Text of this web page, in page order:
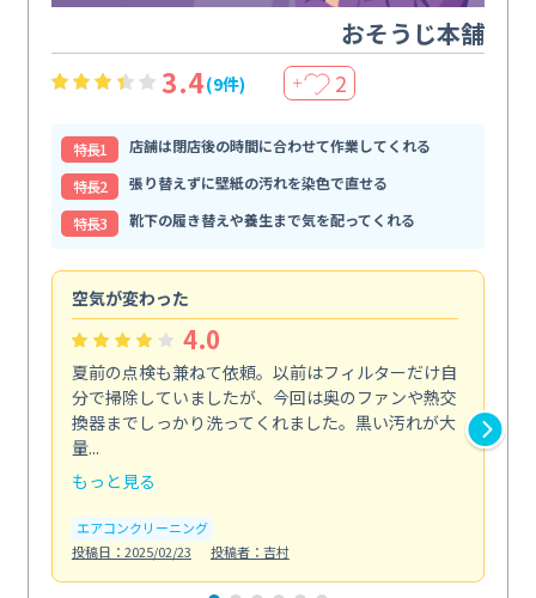
おそうじ本舗
3.4(9件) ＋ 2
特⻑1
店舗は閉店後の時間に合わせて作業してくれる
特⻑2
張り替えずに壁紙の汚れを染色で直せる
特⻑3
靴下の履き替えや養生まで気を配ってくれる
空気が変わった
4.0
夏前の点検も兼ねて依頼。以前はフィルターだけ自
分で掃除していましたが、今回は奥のファンや熱交
換器までしっかり洗ってくれました。黒い汚れが大
量...
もっと見る
エアコンクリーニング
投稿日：2025/02/23
投稿者：吉村